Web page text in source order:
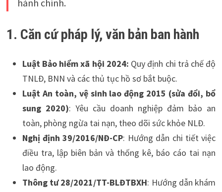
hành chính.
1. Căn cứ pháp lý, văn bản ban hành
Luật Bảo hiểm xã hội 2024: Quy định chi trả chế độ
TNLĐ, BNN và các thủ tục hồ sơ bắt buộc.
Luật An toàn, vệ sinh lao động 2015 (sửa đổi, bổ
sung 2020): Yêu cầu doanh nghiệp đảm bảo an
toàn, phòng ngừa tai nạn, theo dõi sức khỏe NLĐ.
Nghị định 39/2016/NĐ-CP: Hướng dẫn chi tiết việc
điều tra, lập biên bản và thống kê, báo cáo tai nạn
lao động.
Thông tư 28/2021/TT-BLĐTBXH: Hướng dẫn khám